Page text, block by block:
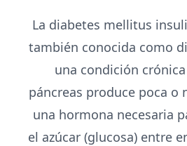
La diabetes mellitus
también conocida como
una condición
páncreas produce poca o
una hormona necesaria
el azúcar (glucosa) entre